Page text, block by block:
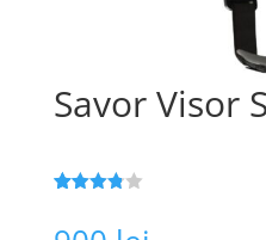
Savor Visor